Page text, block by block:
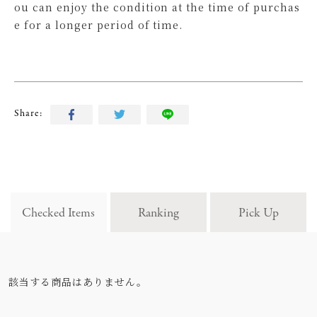
ou can enjoy the condition at the time of purchas
e for a longer period of time.
Share:
Checked Items Ranking Pick Up
該当する商品はありません。